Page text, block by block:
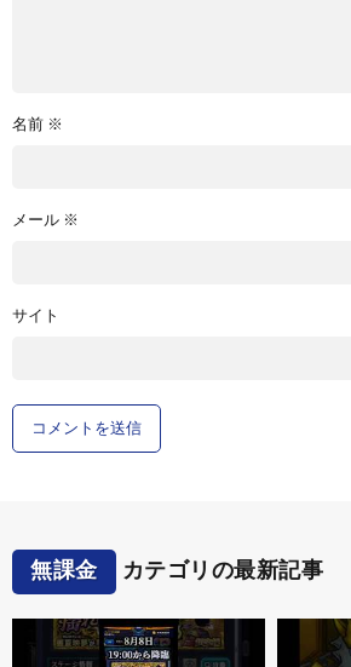
名前 ※
メール ※
サイト
無課金 カテゴリの最新記事